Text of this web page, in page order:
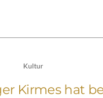
Kultur
Kirmes hat